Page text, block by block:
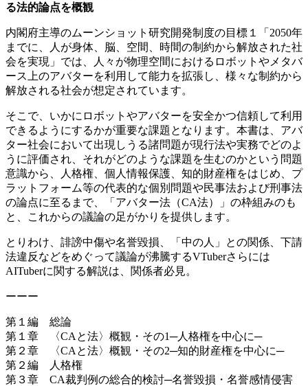
る法的論点を概観
内閣府主導のムーンショット研究開発制度の目標１「2050年
までに、人が身体、脳、空間、時間の制約から解放された社
会を実現」では、人々が物理空間におけるロボットやメタバ
ース上のアバターを利用して能力を拡張し、様々な制約から
解放される社会が想定されています。
そこで、いかにロボットやアバターを安全かつ信頼して利用
できるようにするかが重要な課題となります。本書は、アバ
ター社会において出現しうる諸問題が現行法や実務でどのよ
うに評価され、それがどのような課題を生むのかという問題
意識から、人格権、個人情報保護、知的財産権をはじめ、プ
ラットフォーム等の代表的な個別問題や民事法および刑事法
の論点に至るまで、「アバター法（CA法）」の枠組みのも
と、これからの議論の足がかりを提供します。
とりわけ、誹謗中傷や名誉毀損、「中の人」との関係、下請
法違反などをめぐって議論が沸騰するVTuberさらには
AITuberに関する解説は、関係者必見。
ーーー
第１編 総論
第１章 〈CAと法〉概観・その1─人格権を中心に─
第２章 〈CAと法〉概観・その2─知的財産権を中心に─
第２編 人格権
第３章 CA裁判例の総合的検討─名誉毀損・名誉感情侵害